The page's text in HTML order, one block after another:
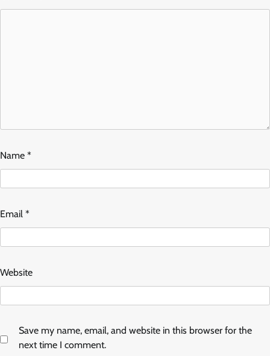
Name *
Email *
Website
Save my name, email, and website in this browser for the
next time I comment.